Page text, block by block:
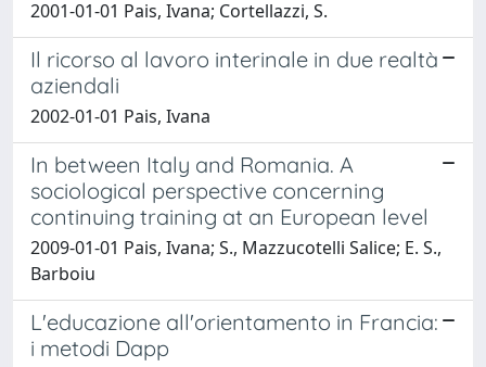
2001-01-01 Pais, Ivana; Cortellazzi, S.
Il ricorso al lavoro interinale in due realtà
aziendali
2002-01-01 Pais, Ivana
In between Italy and Romania. A
sociological perspective concerning
continuing training at an European level
2009-01-01 Pais, Ivana; S., Mazzucotelli Salice; E. S.,
Barboiu
L'educazione all'orientamento in Francia:
i metodi Dapp